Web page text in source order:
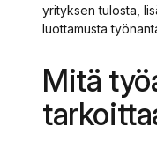
yrityksen tulosta,
luottamusta
Mitä